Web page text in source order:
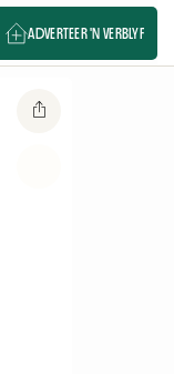
ADVERTEER 'N VERBLYF